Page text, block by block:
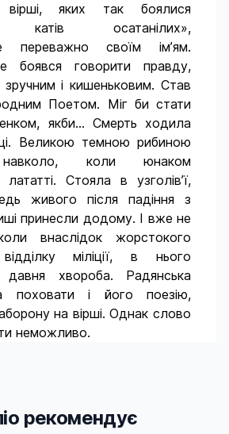
вірші, яких так боялися
катів осатанілих»,
переважно своїм ім’ям.
боявся говорити правду,
зручним і кишеньковим. Став
Поетом. Міг би стати
якби… Смерть ходила
Великою темною рибиною
навколо, коли юнаком
Стояла в узголів’ї,
живого після падіння з
принесли додому. І вже не
внаслідок жорстокого
міліції, в нього
давня хвороба. Радянська
поховати і його поезію,
на вірші. Однак слово
неможливо.
рекомендує